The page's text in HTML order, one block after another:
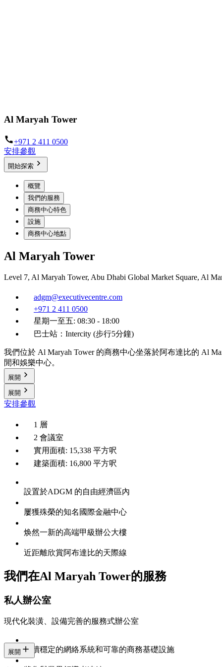
Al Maryah Tower
+971 2 411 0500
安排參觀
開始探索
概覽
我們的服務
商務中心特色
設施
商務中心地點
Al Maryah Tower
Level 7, Al Maryah Tower, Abu Dhabi Global Market Square, Al
adgm@executivecentre.com
+971 2 411 0500
星期一至五: 08:30 - 18:00
巴士站：Intercity (步行5分鐘)
我們位於 Al Maryah Tower 的商務中心坐落於阿布達比的 Al
閒和娛樂中心。
展開
展開
安排參觀
1 層
2 會議室
實用面積: 15,338 平方呎
建築面積: 16,800 平方呎
設置於ADGM 的自由經濟區內
屢獲殊榮的知名國際金融中心
焕然一新的高端甲級辦公大樓
近距離欣賞阿布達比的天際線
我們在Al Maryah Tower的服務
私人辦公室
現代化裝潢、設備完善的服務式辦公室
持續穩定的網絡系統和可靠的商務基礎設施
展開